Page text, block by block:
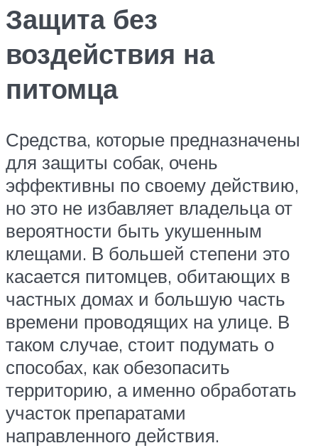
Защита без
воздействия на
питомца
Средства, которые предназначены
для защиты собак, очень
эффективны по своему действию,
но это не избавляет владельца от
вероятности быть укушенным
клещами. В большей степени это
касается питомцев, обитающих в
частных домах и большую часть
времени проводящих на улице. В
таком случае, стоит подумать о
способах, как обезопасить
территорию, а именно обработать
участок препаратами
направленного действия.